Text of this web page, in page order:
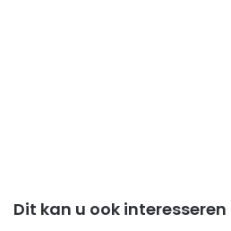
Dit kan u ook interesseren